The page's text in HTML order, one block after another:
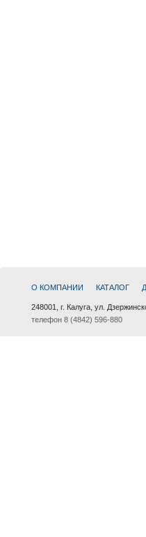
О КОМПАНИИ КАТАЛОГ
248001, г. Калуга, ул.
телефон 8 (4842) 596-880